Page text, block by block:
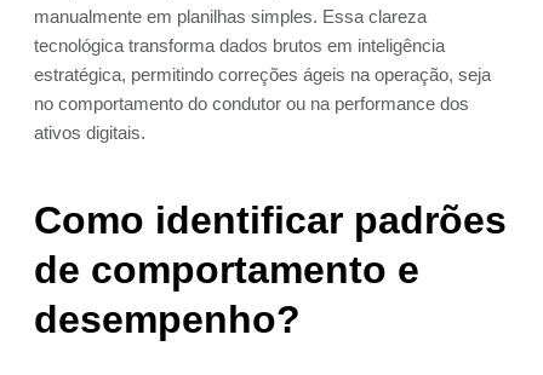
manualmente em planilhas simples. Essa clareza
tecnológica transforma dados brutos em inteligência
estratégica, permitindo correções ágeis na operação, seja
no comportamento do condutor ou na performance dos
ativos digitais.
Como identificar padrões
de comportamento e
desempenho?